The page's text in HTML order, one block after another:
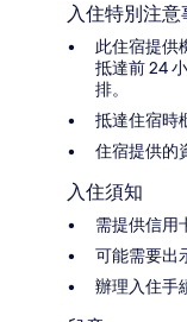
入住特別注意
此住宿提供
抵達前 24
排。
抵達住宿時
住宿提供的
入住須知
需提供信用
可能需要出
辦理入住手